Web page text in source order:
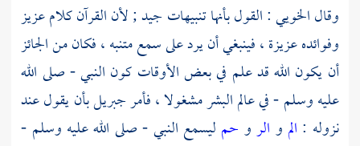
وقالالخويي: القول بأنها تنبيهات جيد ; لأن القرآن كلام عزيز
وفوائده عزيزة ، فينبغي أن يرد على سمع متنبه ، فكان من الجائز
أن يكون الله قد علم في بعض الأوقات كون النبي - صلى الله
عليه وسلم - في عالم البشر مشغولا ، فأمرجبريلبأن يقول عند
نزوله : الم و الرو حم ليسمع النبي - صلى الله عليه وسلم -